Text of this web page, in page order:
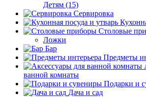
Детям (15)
Сервировка
Столовые
Ложки
Бар
Предметы
ванной комнаты
Подарки и
Дача и сад